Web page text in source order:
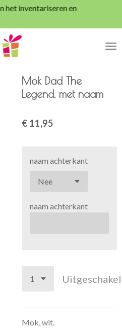
het inventariseren en
Mok Dad The
Legend, met naam
€ 11,95
naam achterkant
naam achterkant
Mok, wit.